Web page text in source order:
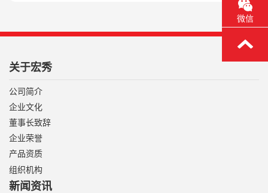
关于宏秀
公司简介
企业文化
董事长致辞
企业荣誉
产品资质
组织机构
新闻资讯
微信